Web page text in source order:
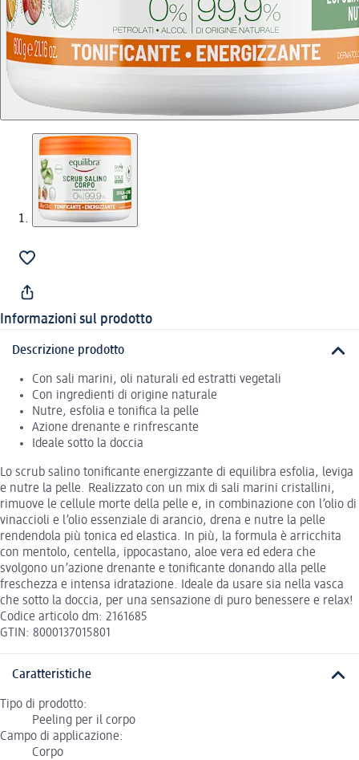
Informazioni sul prodotto
Descrizione prodotto
Con sali marini, oli naturali ed estratti vegetali
Con ingredienti di origine naturale
Nutre, esfolia e tonifica la pelle
Azione drenante e rinfrescante
Ideale sotto la doccia
Lo scrub salino tonificante energizzante di equilibra esfolia, leviga
e nutre la pelle. Realizzato con un mix di sali marini cristallini,
rimuove le cellule morte della pelle e, in combinazione con l’olio di
vinaccioli e l’olio essenziale di arancio, drena e nutre la pelle
rendendola più tonica ed elastica. In più, la formula è arricchita
con mentolo, centella, ippocastano, aloe vera ed edera che
svolgono un’azione drenante e tonificante donando alla pelle
freschezza e intensa idratazione. Ideale da usare sia nella vasca
che sotto la doccia, per una sensazione di puro benessere e relax!
Codice articolo dm: 2161685
GTIN: 8000137015801
Caratteristiche
Tipo di prodotto:
Peeling per il corpo
Campo di applicazione:
Corpo